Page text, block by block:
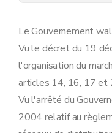
Art. 14
Art. 15
Chapitre IV
Art. 16
Section 4.2
Art. 17
Section 4.3
Le Gouvernement
Vu le décret du 19
l'organisation du
articles 14, 16, 17 et
Vu l'arrêté du
2004 relatif au